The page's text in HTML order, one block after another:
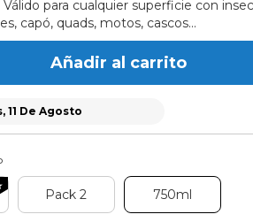
para cualquier superficie con
capó, quads, motos, cascos...
Añadir al carrito
11 De Agosto
Pack 2 750ml